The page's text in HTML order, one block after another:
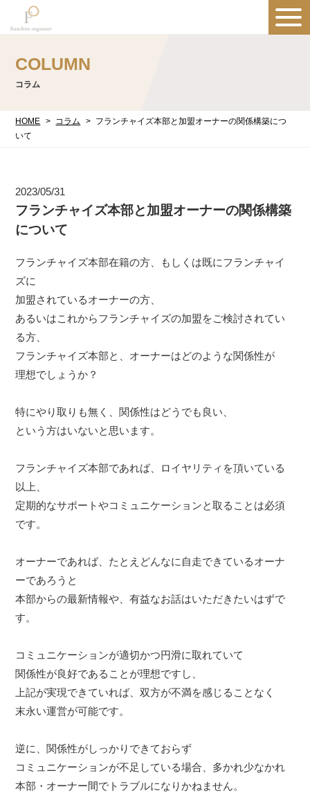
COLUMN
コラム
HOME コラム
フランチャイズ本部と加盟オーナーの関係構築につ
いて
2023/05/31
フランチャイズ本部と加盟オーナーの関係構築
について
フランチャイズ本部在籍の方、もしくは既にフランチャイ
ズに
加盟されているオーナーの方、
あるいはこれからフランチャイズの加盟をご検討されてい
る方、
フランチャイズ本部と、オーナーはどのような関係性が
理想でしょうか？
特にやり取りも無く、関係性はどうでも良い、
という方はいないと思います。
フランチャイズ本部であれば、ロイヤリティを頂いている
以上、
定期的なサポートやコミュニケーションと取ることは必須
です。
オーナーであれば、たとえどんなに自走できているオーナ
ーであろうと
本部からの最新情報や、有益なお話はいただきたいはずで
す。
コミュニケーションが適切かつ円滑に取れていて
関係性が良好であることが理想ですし、
上記が実現できていれば、双方が不満を感じることなく
末永い運営が可能です。
逆に、関係性がしっかりできておらず
コミュニケーションが不足している場合、多かれ少なかれ
本部・オーナー間でトラブルになりかねません。